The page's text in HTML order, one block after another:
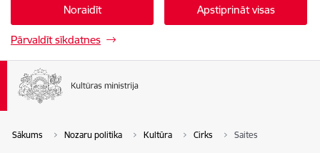
Noraidīt Apstiprināt visas
Pārvaldīt sīkdatnes
Sākums Nozaru politika Kultūra Cirks Saites